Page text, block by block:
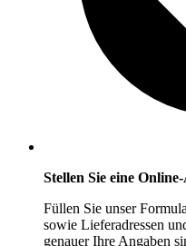
Stellen Sie eine
Füllen Sie unser
sowie Lieferadressen
genauer Ihre Angaben